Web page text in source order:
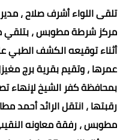
تلقى اللواء أشرف صلاح ،
مركز شرطة مطوبس ، بتلقي
أثناء توقيعه الكشف الطبي
عمرها ، وتقيم بقرية برج
بمحافظة كفر الشيخ لإنهاء
رقبتها ، انتقل الرائد أحمد
مطوبس ، رفقة معاونه